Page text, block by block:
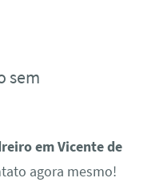
sem
em Vicente de
agora mesmo!